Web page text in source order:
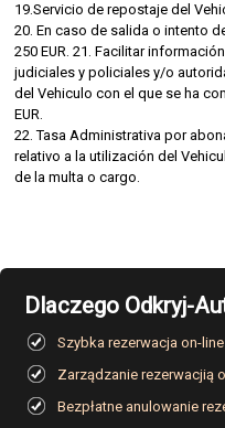
19.Servicio de repostaje del
20. En caso de salida o intento
250 EUR. 21. Facilitar
judiciales y policiales y/o
del Vehiculo con el que se ha
EUR.
22. Tasa Administrativa por
relativo a la utilización del
de la multa o cargo.
Dlaczego Odkryj-
Szybka rezerwacja on-line
Zarządzanie rezerwacjią
Bezpłatne anulowanie